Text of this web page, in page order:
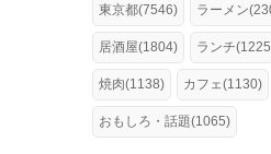
東京都(7546) ラーメン
居酒屋(1804) ランチ
焼肉(1138) カフェ(1130)
おもしろ・話題(1065)